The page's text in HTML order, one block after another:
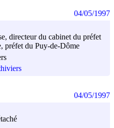
directeur du cabinet du préfet
préfet du Puy-de-Dôme
04/05/1997
04/05/1997